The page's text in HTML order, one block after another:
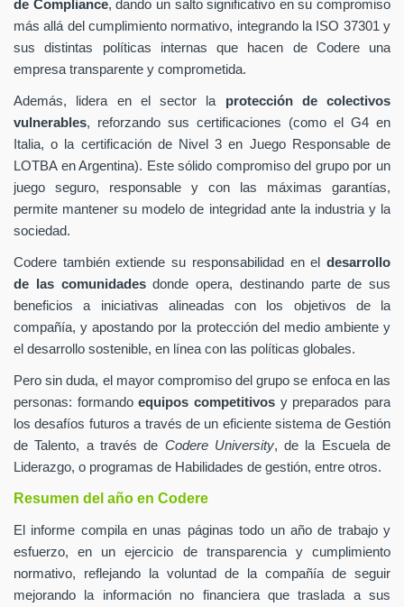
de Compliance, dando un salto significativo en su compromiso
más allá del cumplimiento normativo, integrando la ISO 37301 y
sus distintas políticas internas que hacen de Codere una
empresa transparente y comprometida.
Además, lidera en el sector la protección de colectivos
vulnerables, reforzando sus certificaciones (como el G4 en
Italia, o la certificación de Nivel 3 en Juego Responsable de
LOTBA en Argentina). Este sólido compromiso del grupo por un
juego seguro, responsable y con las máximas garantías,
permite mantener su modelo de integridad ante la industria y la
sociedad.
Codere también extiende su responsabilidad en el desarrollo
de las comunidadesdonde opera, destinando parte de sus
beneficios a iniciativas alineadas con los objetivos de la
compañía, y apostando por la protección del medio ambiente y
el desarrollo sostenible, en línea con las políticas globales.
Pero sin duda, el mayor compromiso del grupo se enfoca en las
personas: formandoequipos competitivos y preparados para
los desafíos futuros a través de un eficiente sistema de Gestión
de Talento, a través de Codere University, de la Escuela de
Liderazgo, o programas de Habilidades de gestión, entre otros.
Resumen del año en Codere
El informe compila en unas páginas todo un año de trabajo y
esfuerzo, en un ejercicio de transparencia y cumplimiento
normativo, reflejando la voluntad de la compañía de seguir
mejorando la información no financiera que traslada a sus